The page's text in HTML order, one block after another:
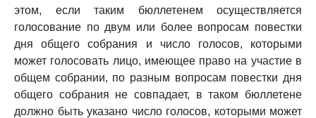
этом, если таким бюллетенем осуществляется
голосование по двум или более вопросам повестки
дня общего собрания и число голосов, которыми
может голосовать лицо, имеющее право на участие в
общем собрании, по разным вопросам повестки дня
общего собрания не совпадает, в таком бюллетене
должно быть указано число голосов, которыми может